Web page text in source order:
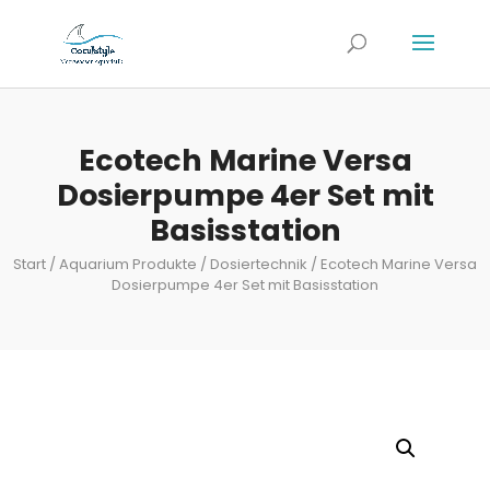
Ecotech Marine Versa
Dosierpumpe 4er Set mit
Basisstation
Start /Aquarium Produkte / Dosiertechnik / Ecotech Marine Versa
Dosierpumpe 4er Set mit Basisstation